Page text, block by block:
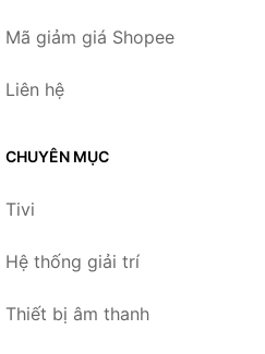
Mã giảm giá Shopee
Liên hệ
CHUYÊN MỤC
Tivi
Hệ thống giải trí
Thiết bị âm thanh